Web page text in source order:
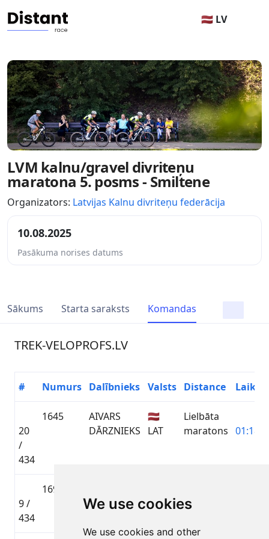
We use cookies
We use cookies and other
🇱🇻 LV
LVM kalnu/gravel divriteņu
maratona 5. posms - Smiltene
Organizators: Latvijas Kalnu divriteņu federācija
10.08.2025
Pasākuma norises datums
Sākums Starta saraksts Komandas
TREK-VELOPROFS.LV
# Numurs Dalībnieks Valsts Distance Laiks
20
/
434
1645
AIVARS
DĀRZNIEKS
🇱🇻
LAT
Lielbāta
maratons
9 /
434
1691
Baltacis
LAT
maratons